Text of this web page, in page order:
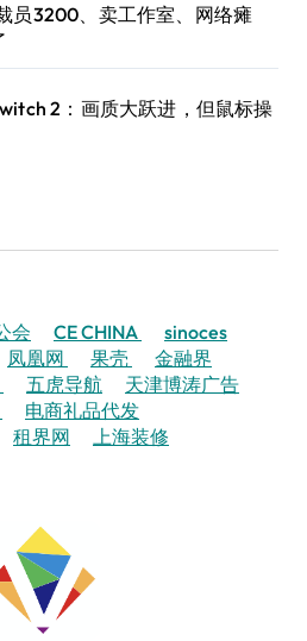
员3200、卖工作室、网络瘫
2：画质大跃进，但鼠标操
会 CE CHINA
sinoces
凤凰网 果壳
金融界
五虎导航
天津博涛广告
电商礼品代发
租界网 上海装修